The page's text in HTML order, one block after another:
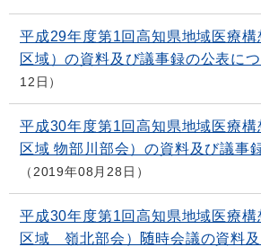
平成29年度第1回高知県地域医療構
区域）の資料及び議事録の公表に
12日
平成30年度第1回高知県地域医療構
区域 物部川部会）の資料及び議事
2019年08月28日
平成30年度第1回高知県地域医療構
区域 嶺北部会）随時会議の資料